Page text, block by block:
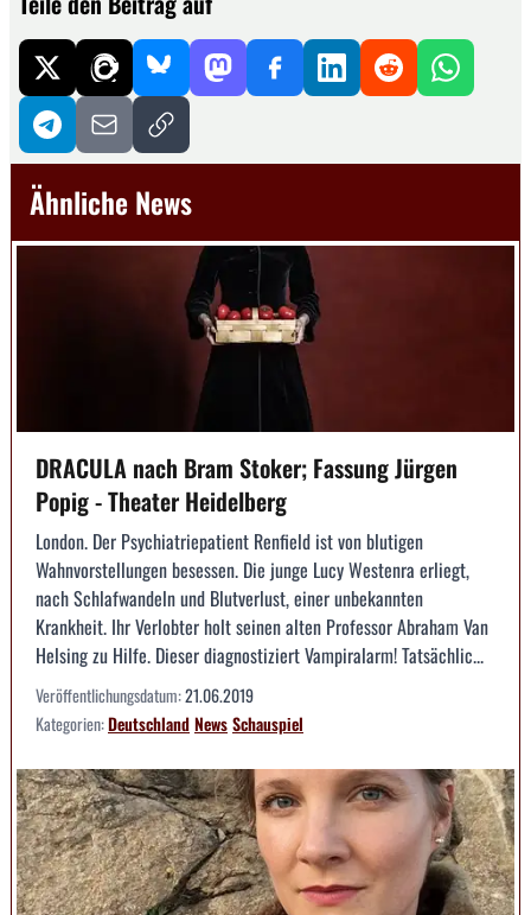
Ähnliche News
DRACULA nach Bram Stoker; Fassung Jürgen
Popig - Theater Heidelberg
London. Der Psychiatriepatient Renfield ist von blutigen
Wahnvorstellungen besessen. Die junge Lucy Westenra erliegt,
nach Schlafwandeln und Blutverlust, einer unbekannten
Krankheit. Ihr Verlobter holt seinen alten Professor Abraham Van
Helsing zu Hilfe. Dieser diagnostiziert Vampiralarm! Tatsächlic...
Veröffentlichungsdatum:21.06.2019
Kategorien:DeutschlandNewsSchauspiel